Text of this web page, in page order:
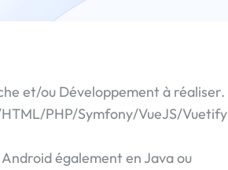
et/ou Développement à réaliser.
PHP/Symfony/VueJS/Vuetify
également en Java ou